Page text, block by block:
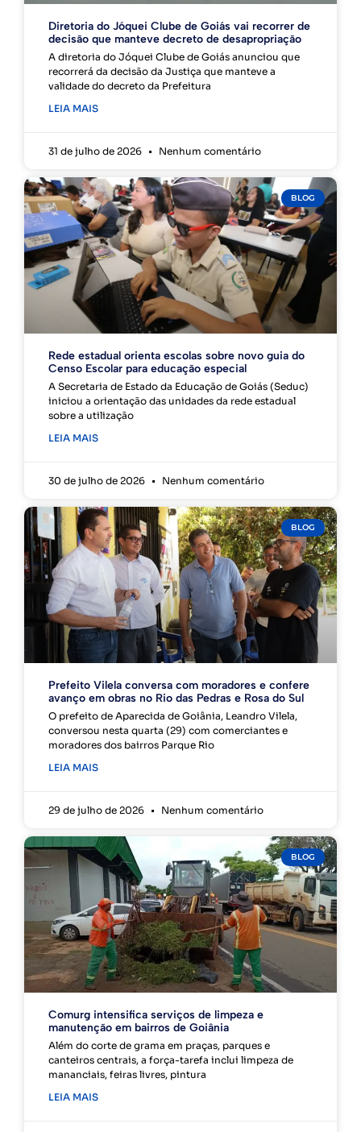
Diretoria do Jóquei Clube de Goiás vai recorrer de
decisão que manteve decreto de desapropriação
A diretoria do Jóquei Clube de Goiás anunciou que
recorrerá da decisão da Justiça que manteve a
validade do decreto da Prefeitura
LEIA MAIS
31 de julho de 2026 Nenhum comentário
BLOG
Rede estadual orienta escolas sobre novo guia do
Censo Escolar para educação especial
A Secretaria de Estado da Educação de Goiás (Seduc)
iniciou a orientação das unidades da rede estadual
sobre a utilização
LEIA MAIS
30 de julho de 2026 Nenhum comentário
BLOG
Prefeito Vilela conversa com moradores e confere
avanço em obras no Rio das Pedras e Rosa do Sul
O prefeito de Aparecida de Goiânia, Leandro Vilela,
conversou nesta quarta (29) com comerciantes e
moradores dos bairros Parque Rio
LEIA MAIS
29 de julho de 2026 Nenhum comentário
BLOG
Comurg intensifica serviços de limpeza e
manutenção em bairros de Goiânia
Além do corte de grama em praças, parques e
canteiros centrais, a força-tarefa inclui limpeza de
mananciais, feiras livres, pintura
LEIA MAIS